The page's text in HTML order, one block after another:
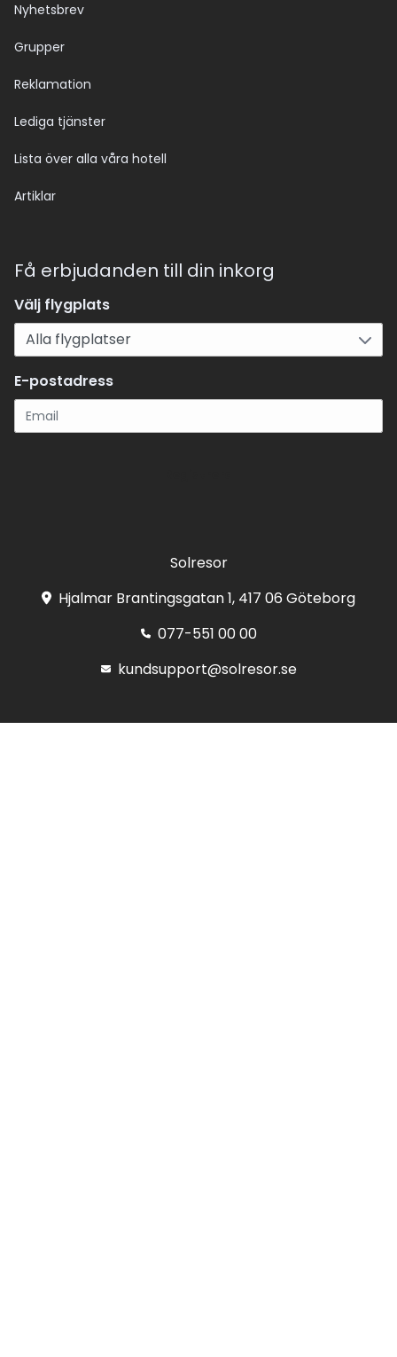
Nyhetsbrev
Grupper
Reklamation
Lediga tjänster
Lista över alla våra hotell
Artiklar
Få erbjudanden till din inkorg
Välj flygplats
E-postadress
Solresor
Hjalmar Brantingsgatan 1, 417 06 Göteborg
077-551 00 00
kundsupport@solresor.se